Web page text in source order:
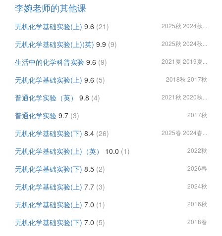
李婉老师的其他课
无机化学基础实验(上) 9.6 (21) 2025秋 2024秋...
无机化学基础实验(上)(英) 9.9 (9) 2025秋 2024秋...
生活中的化学科普实验 9.6 (9) 2021夏 2019夏...
无机化学基础实验(上) 9.6 (5) 2018秋 2017秋
普通化学实验（英） 9.8 (4) 2021秋 2020秋...
普通化学实验 9.7 (3) 2017秋
无机化学基础实验(下) 8.4 (26) 2025春 2024春...
无机化学基础实验(上)（英） 10.0 (1) 2022秋
无机化学基础实验(下) 8.5 (2) 2026春
无机化学基础实验(上) 7.7 (3) 2024秋
无机化学基础实验(上) 7.0 (1) 2016秋
无机化学基础实验(下) 7.0 (5) 2018春